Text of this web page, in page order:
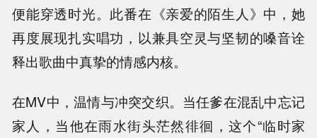
便能穿透时光。此番在《亲爱的陌生人》中，她
再度展现扎实唱功，以兼具空灵与坚韧的嗓音诠
释出歌曲中真挚的情感内核。
在MV中，温情与冲突交织。当任爹在混乱中忘记
家人，当他在雨水街头茫然徘徊，这个“临时家